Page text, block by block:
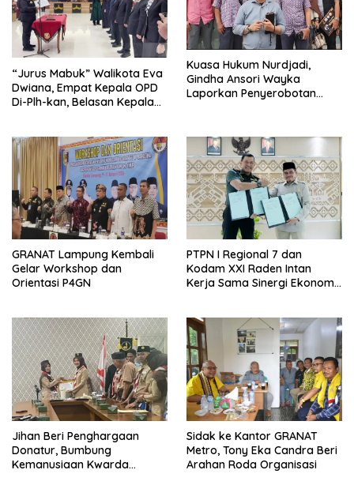
“Jurus Mabuk” Walikota Eva
Dwiana, Empat Kepala OPD
Di-Plh-kan, Belasan Kepala
Kuasa Hukum Nurdjadi,
Gindha Ansori Wayka
Laporkan Penyerobotan
GRANAT Lampung Kembali
Gelar Workshop dan
Orientasi P4GN
PTPN I Regional 7 dan
Kodam XXI Raden Intan
Kerja Sama Sinergi Ekonomi
Jihan Beri Penghargaan
Donatur, Bumbung
Kemanusiaan Kwarda
‎Sidak ke Kantor GRANAT
Metro, Tony Eka Candra Beri
Arahan Roda Organisasi